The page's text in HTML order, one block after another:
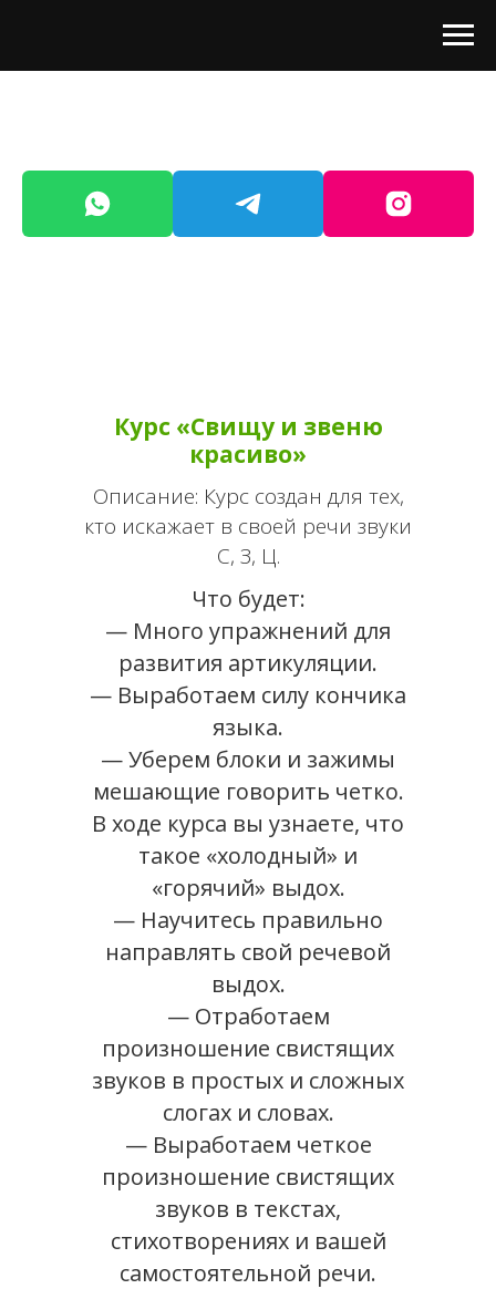
Описание: Курс создан для тех,
кто искажает в своей речи звуки
С, З, Ц.
Курс «Свищу и звеню
красиво»
Что будет:
— Много упражнений для
развития артикуляции.
— Выработаем силу кончика
языка.
— Уберем блоки и зажимы
мешающие говорить четко.
В ходе курса вы узнаете, что
такое «холодный» и
«горячий» выдох.
— Научитесь правильно
направлять свой речевой
выдох.
— Отработаем
произношение свистящих
звуков в простых и сложных
слогах и словах.
— Выработаем четкое
произношение свистящих
звуков в текстах,
стихотворениях и вашей
самостоятельной речи.